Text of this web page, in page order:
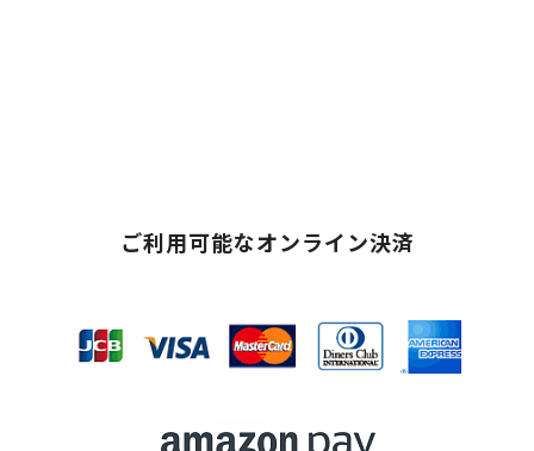
ご利用可能なオンライン決済